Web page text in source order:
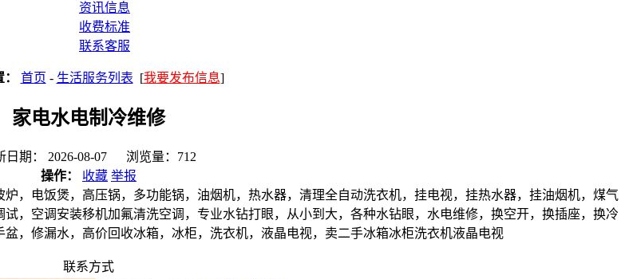
资讯信息
收费标准
联系客服
首页 - 生活服务列表 [我要发布信息]
家电水电制冷维修
日期： 2026-08-07 浏览量：712
操作：
收藏 举报
，电饭煲，高压锅，多功能锅，油烟机，热水器，清理全自动洗衣机，挂电视，挂热水器，挂油烟机，煤气
，空调安装移机加氟清洗空调，专业水钻打眼，从小到大，各种水钻眼，水电维修，换空开，换插座，换冷
，修漏水，高价回收冰箱，冰柜，洗衣机，液晶电视，卖二手冰箱冰柜洗衣机液晶电视
联系方式